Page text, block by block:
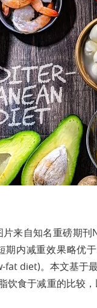
来自知名重磅期刊
内减重效果略优
fat diet)。本文基于
饮食于减重的比较